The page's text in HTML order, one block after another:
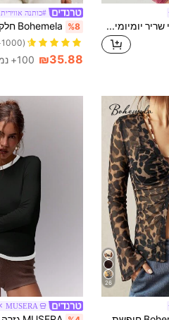
Bohemela חולצת טי שריר יומיומית בצבע אחיד עם צווארון עגול ושרוול ארוך לנשים
#כותנה אווירית
%8
(1000+)
₪35.88 100+ נמכר
26
MUSERA